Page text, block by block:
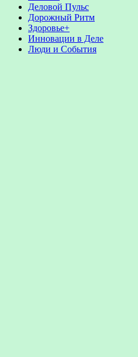
Деловой Пульс
Дорожный Ритм
Здоровье+
Инновации в Деле
Люди и События